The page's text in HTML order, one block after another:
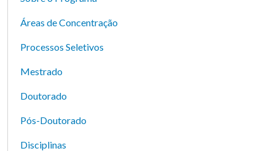
Áreas de Concentração
Processos Seletivos
Mestrado
Doutorado
Pós-Doutorado
Disciplinas